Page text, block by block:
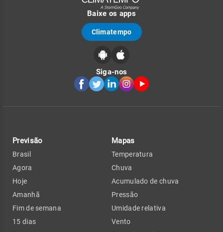
Baixe os apps
Climatempo
Siga-nos
Previsão
Brasil
Agora
Hoje
Amanhã
Fim de semana
15 dias
Mapas
Temperatura
Chuva
Acumulado de chuva
Pressão
Umidade relativa
Vento